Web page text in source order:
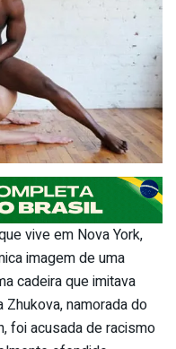
vive em Nova York,
imagem de uma
cadeira que imitava
Zhukova, namorada do
foi acusada de racismo